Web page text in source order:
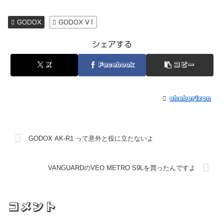
GODOX GODOX V1
シェアする
X Facebook コピー
shaberizon
GODOX AK-R1 って意外と役に立たないよ
VANGUARDのVEO METRO S9Lを買ったんですよ
コメント